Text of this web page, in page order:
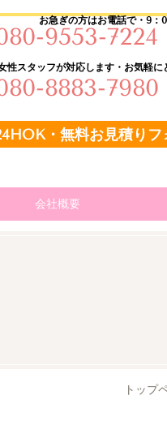
お急ぎの方はお電話で・9：
9553-7224
タッフが対応します・お気軽に
8883-7980
・無料お見積りフ
会社概要
トップ